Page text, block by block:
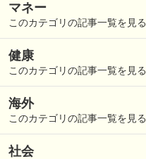
マネー
このカテゴリの記事一覧を見る
健康
このカテゴリの記事一覧を見る
海外
このカテゴリの記事一覧を見る
社会